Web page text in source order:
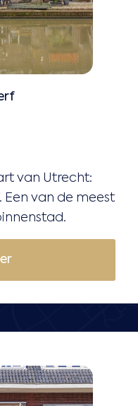
van Utrecht:
van de meest